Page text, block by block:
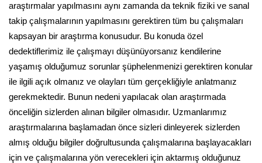
araştırmalar yapılmasını aynı zamanda da teknik fiziki ve sanal
takip çalışmalarının yapılmasını gerektiren tüm bu çalışmaları
kapsayan bir araştırma konusudur. Bu konuda özel
dedektiflerimiz ile çalışmayı düşünüyorsanız kendilerine
yaşamış olduğumuz sorunlar şüphelenmenizi gerektiren konular
ile ilgili açık olmanız ve olayları tüm gerçekliğiyle anlatmanız
gerekmektedir. Bunun nedeni yapılacak olan araştırmada
önceliğin sizlerden alınan bilgiler olmasıdır. Uzmanlarımız
araştırmalarına başlamadan önce sizleri dinleyerek sizlerden
almış olduğu bilgiler doğrultusunda çalışmalarına başlayacakları
için ve çalışmalarına yön verecekleri için aktarmış olduğunuz